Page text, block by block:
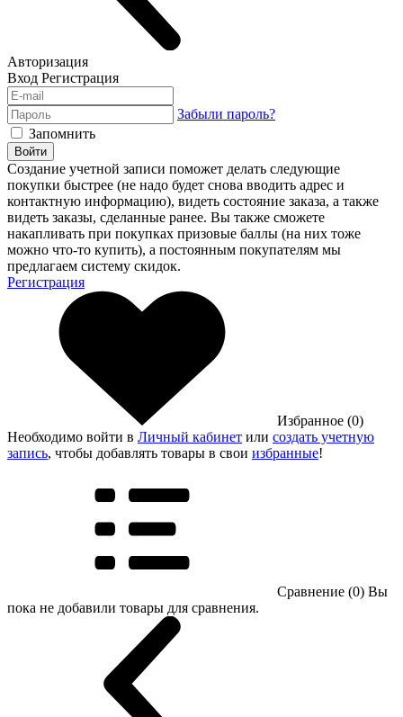
Авторизация
Вход Регистрация
Забыли пароль?
Запомнить
Войти
Создание учетной записи поможет делать следующие
покупки быстрее (не надо будет снова вводить адрес и
контактную информацию), видеть состояние заказа, а также
видеть заказы, сделанные ранее. Вы также сможете
накапливать при покупках призовые баллы (на них тоже
можно что-то купить), а постоянным покупателям мы
предлагаем систему скидок.
Регистрация
Избранное (0)
Необходимо войти в Личный кабинет или создать учетную
запись, чтобы добавлять товары в свои избранные!
Сравнение (0) Вы
пока не добавили товары для сравнения.